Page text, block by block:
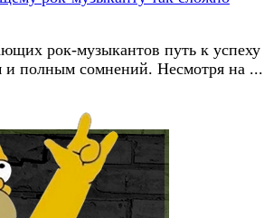
рок-музыкантов путь к успеху
и полным сомнений. Несмотря на ...